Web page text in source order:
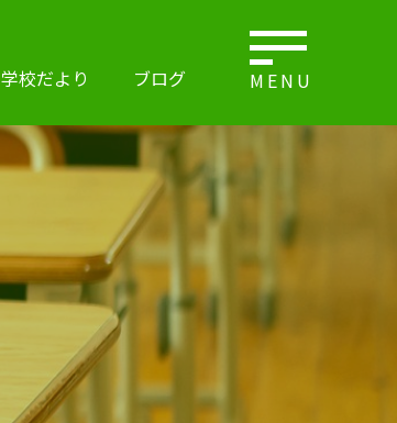
学校だより ブログ MENU